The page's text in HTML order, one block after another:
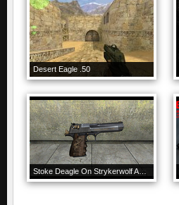
Desert Eagle .50